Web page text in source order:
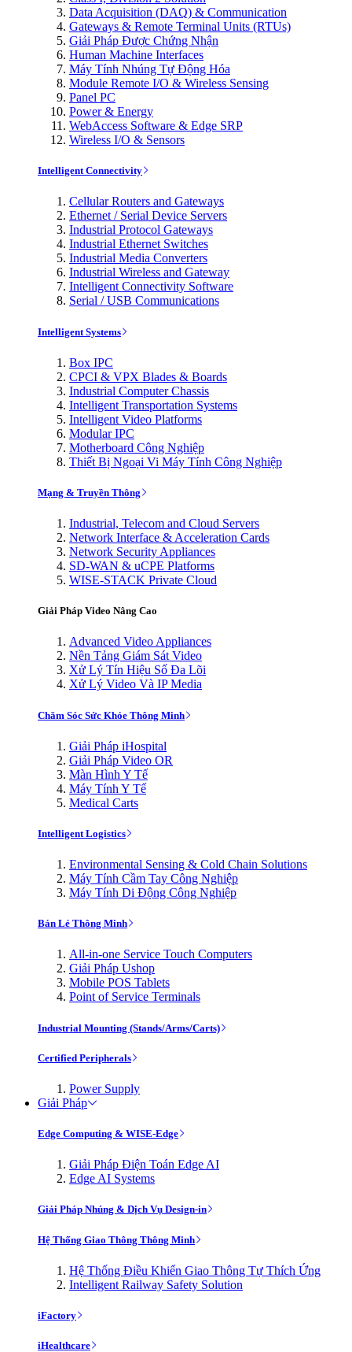
Data Acquisition (DAQ) & Communication
Gateways & Remote Terminal Units (RTUs)
Giải Pháp Được Chứng Nhận
Human Machine Interfaces
Máy Tính Nhúng Tự Động Hóa
Module Remote I/O & Wireless Sensing
Panel PC
Power & Energy
WebAccess Software & Edge SRP
Wireless I/O & Sensors
Intelligent Connectivity
Cellular Routers and Gateways
Ethernet / Serial Device Servers
Industrial Protocol Gateways
Industrial Ethernet Switches
Industrial Media Converters
Industrial Wireless and Gateway
Intelligent Connectivity Software
Serial / USB Communications
Intelligent Systems
Box IPC
CPCI & VPX Blades & Boards
Industrial Computer Chassis
Intelligent Transportation Systems
Intelligent Video Platforms
Modular IPC
Motherboard Công Nghiệp
Thiết Bị Ngoại Vi Máy Tính Công Nghiệp
Mạng & Truyền Thông
Industrial, Telecom and Cloud Servers
Network Interface & Acceleration Cards
Network Security Appliances
SD-WAN & uCPE Platforms
WISE-STACK Private Cloud
Giải Pháp Video Nâng Cao
Advanced Video Appliances
Nền Tảng Giám Sát Video
Xử Lý Tín Hiệu Số Đa Lõi
Xử Lý Video Và IP Media
Chăm Sóc Sức Khỏe Thông Minh
Giải Pháp iHospital
Giải Pháp Video OR
Màn Hình Y Tế
Máy Tính Y Tế
Medical Carts
Intelligent Logistics
Environmental Sensing & Cold Chain Solutions
Máy Tính Cầm Tay Công Nghiệp
Máy Tính Di Động Công Nghiệp
Bán Lẻ Thông Minh
All-in-one Service Touch Computers
Giải Pháp Ushop
Mobile POS Tablets
Point of Service Terminals
Industrial Mounting (Stands/Arms/Carts)
Certified Peripherals
Power Supply
Giải Pháp
Edge Computing & WISE-Edge
Giải Pháp Điện Toán Edge AI
Edge AI Systems
Giải Pháp Nhúng & Dịch Vụ Design-in
Hệ Thống Giao Thông Thông Minh
Hệ Thống Điều Khiển Giao Thông Tự Thích Ứng
Intelligent Railway Safety Solution
iFactory
iHealthcare